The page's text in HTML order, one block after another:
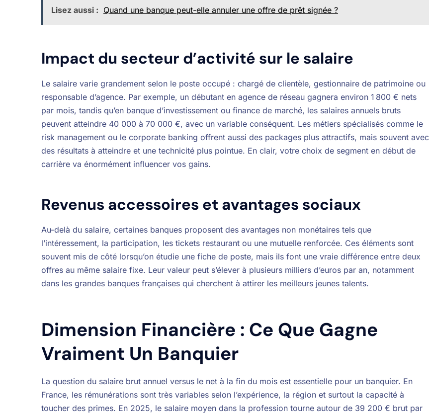
Lisez aussi : Quand une banque peut-elle annuler une offre de prêt signée ?
Impact du secteur d’activité sur le salaire
Le salaire varie grandement selon le poste occupé : chargé de clientèle, gestionnaire de patrimoine ou
responsable d’agence. Par exemple, un débutant en agence de réseau gagnera environ 1 800 € nets
par mois, tandis qu’en banque d’investissement ou finance de marché, les salaires annuels bruts
peuvent atteindre 40 000 à 70 000 €, avec un variable conséquent. Les métiers spécialisés comme le
risk management ou le corporate banking offrent aussi des packages plus attractifs, mais souvent avec
des résultats à atteindre et une technicité plus pointue. En clair, votre choix de segment en début de
carrière va énormément influencer vos gains.
Revenus accessoires et avantages sociaux
Au-delà du salaire, certaines banques proposent des avantages non monétaires tels que
l’intéressement, la participation, les tickets restaurant ou une mutuelle renforcée. Ces éléments sont
souvent mis de côté lorsqu’on étudie une fiche de poste, mais ils font une vraie différence entre deux
offres au même salaire fixe. Leur valeur peut s’élever à plusieurs milliers d’euros par an, notamment
dans les grandes banques françaises qui cherchent à attirer les meilleurs jeunes talents.
Dimension Financière : Ce Que Gagne
Vraiment Un Banquier
La question du salaire brut annuel versus le net à la fin du mois est essentielle pour un banquier. En
France, les rémunérations sont très variables selon l’expérience, la région et surtout la capacité à
toucher des primes. En 2025, le salaire moyen dans la profession tourne autour de 39 200 € brut par